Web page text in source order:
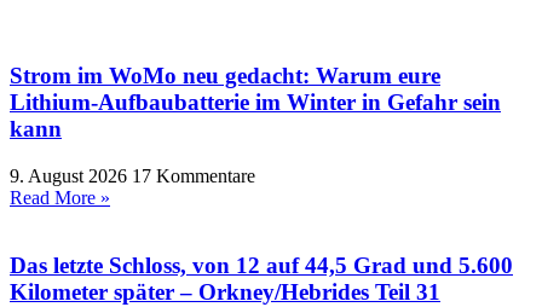
Strom im WoMo neu gedacht: Warum eure
Lithium-Aufbaubatterie im Winter in Gefahr sein
kann
9. August 2026 17 Kommentare
Read More »
Das letzte Schloss, von 12 auf 44,5 Grad und 5.600
Kilometer später – Orkney/Hebrides Teil 31